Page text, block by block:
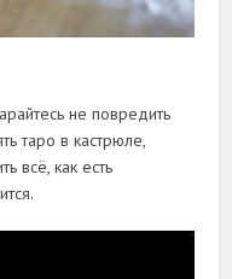
не повредить
таро в кастрюле,
всё, как есть